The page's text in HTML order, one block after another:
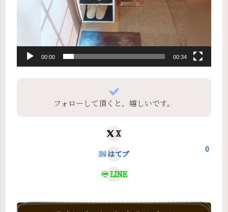
00:00 00:34
フォローして頂くと、嬉しいです。
X
はてブ
0
LINE